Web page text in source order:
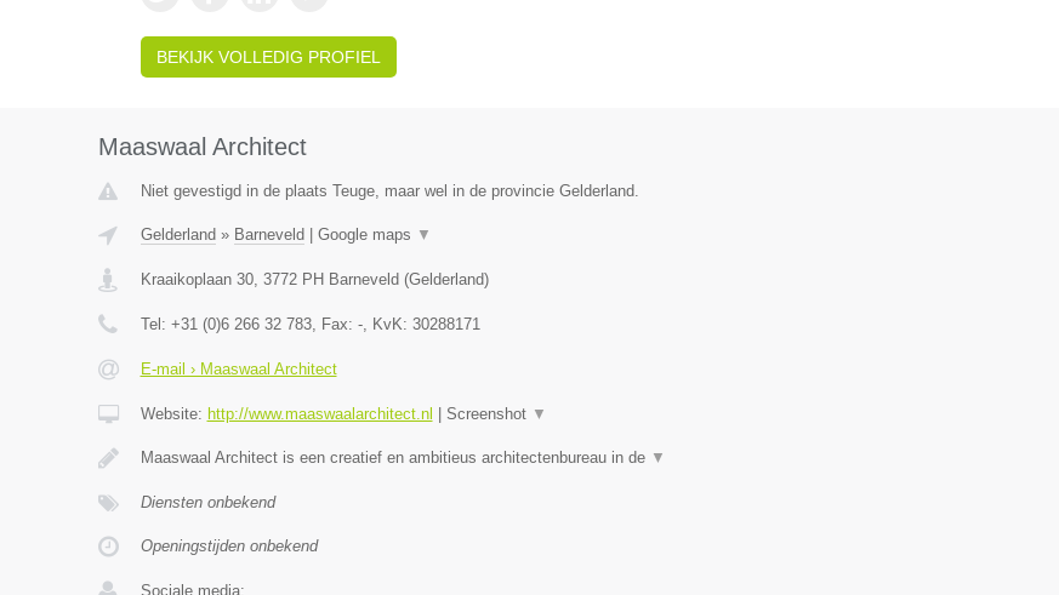
BEKIJK VOLLEDIG PROFIEL
Maaswaal Architect
Niet gevestigd in de plaats Teuge, maar wel in de provincie Gelderland.
Gelderland » Barneveld Google maps ▼
Kraaikoplaan 30, 3772 PH Barneveld (Gelderland)
Tel: +31 (0)6 266 32 783, Fax: -, KvK: 30288171
E-mail › Maaswaal Architect
Website: http://www.maaswaalarchitect.nl Screenshot ▼
Maaswaal Architect is een creatief en ambitieus architectenbureau in de ▼
Diensten onbekend
Openingstijden onbekend
Sociale media: